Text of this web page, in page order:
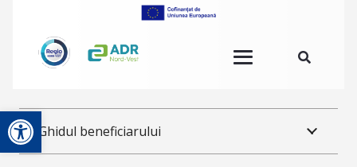
Deschide bara de unelte
Ghidul beneficiarului